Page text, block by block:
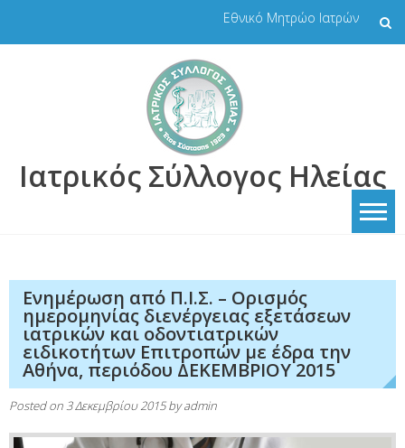
Εθνικό Μητρώο Ιατρών
Ιατρικός Σύλλογος Ηλείας
Ενημέρωση από Π.Ι.Σ. – Ορισμός
ημερομηνίας διενέργειας εξετάσεων
ιατρικών και οδοντιατρικών
ειδικοτήτων Επιτροπών με έδρα την
Αθήνα, περιόδου ΔΕΚΕΜΒΡΙΟΥ 2015
Posted on3 Δεκεμβρίου 2015byadmin